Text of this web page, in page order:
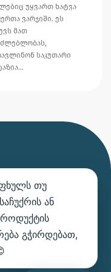
უყვართ ხატვა
ვარჯიში. ეს
მათ
საკუთარი
თუ
ან
გჭირდებათ,